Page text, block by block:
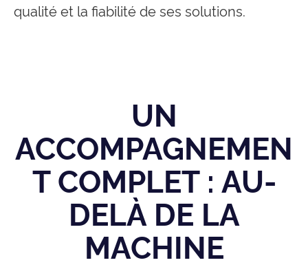
qualité et la fiabilité de ses solutions.
UN
ACCOMPAGNEMEN
T COMPLET : AU-
DELÀ DE LA
MACHINE